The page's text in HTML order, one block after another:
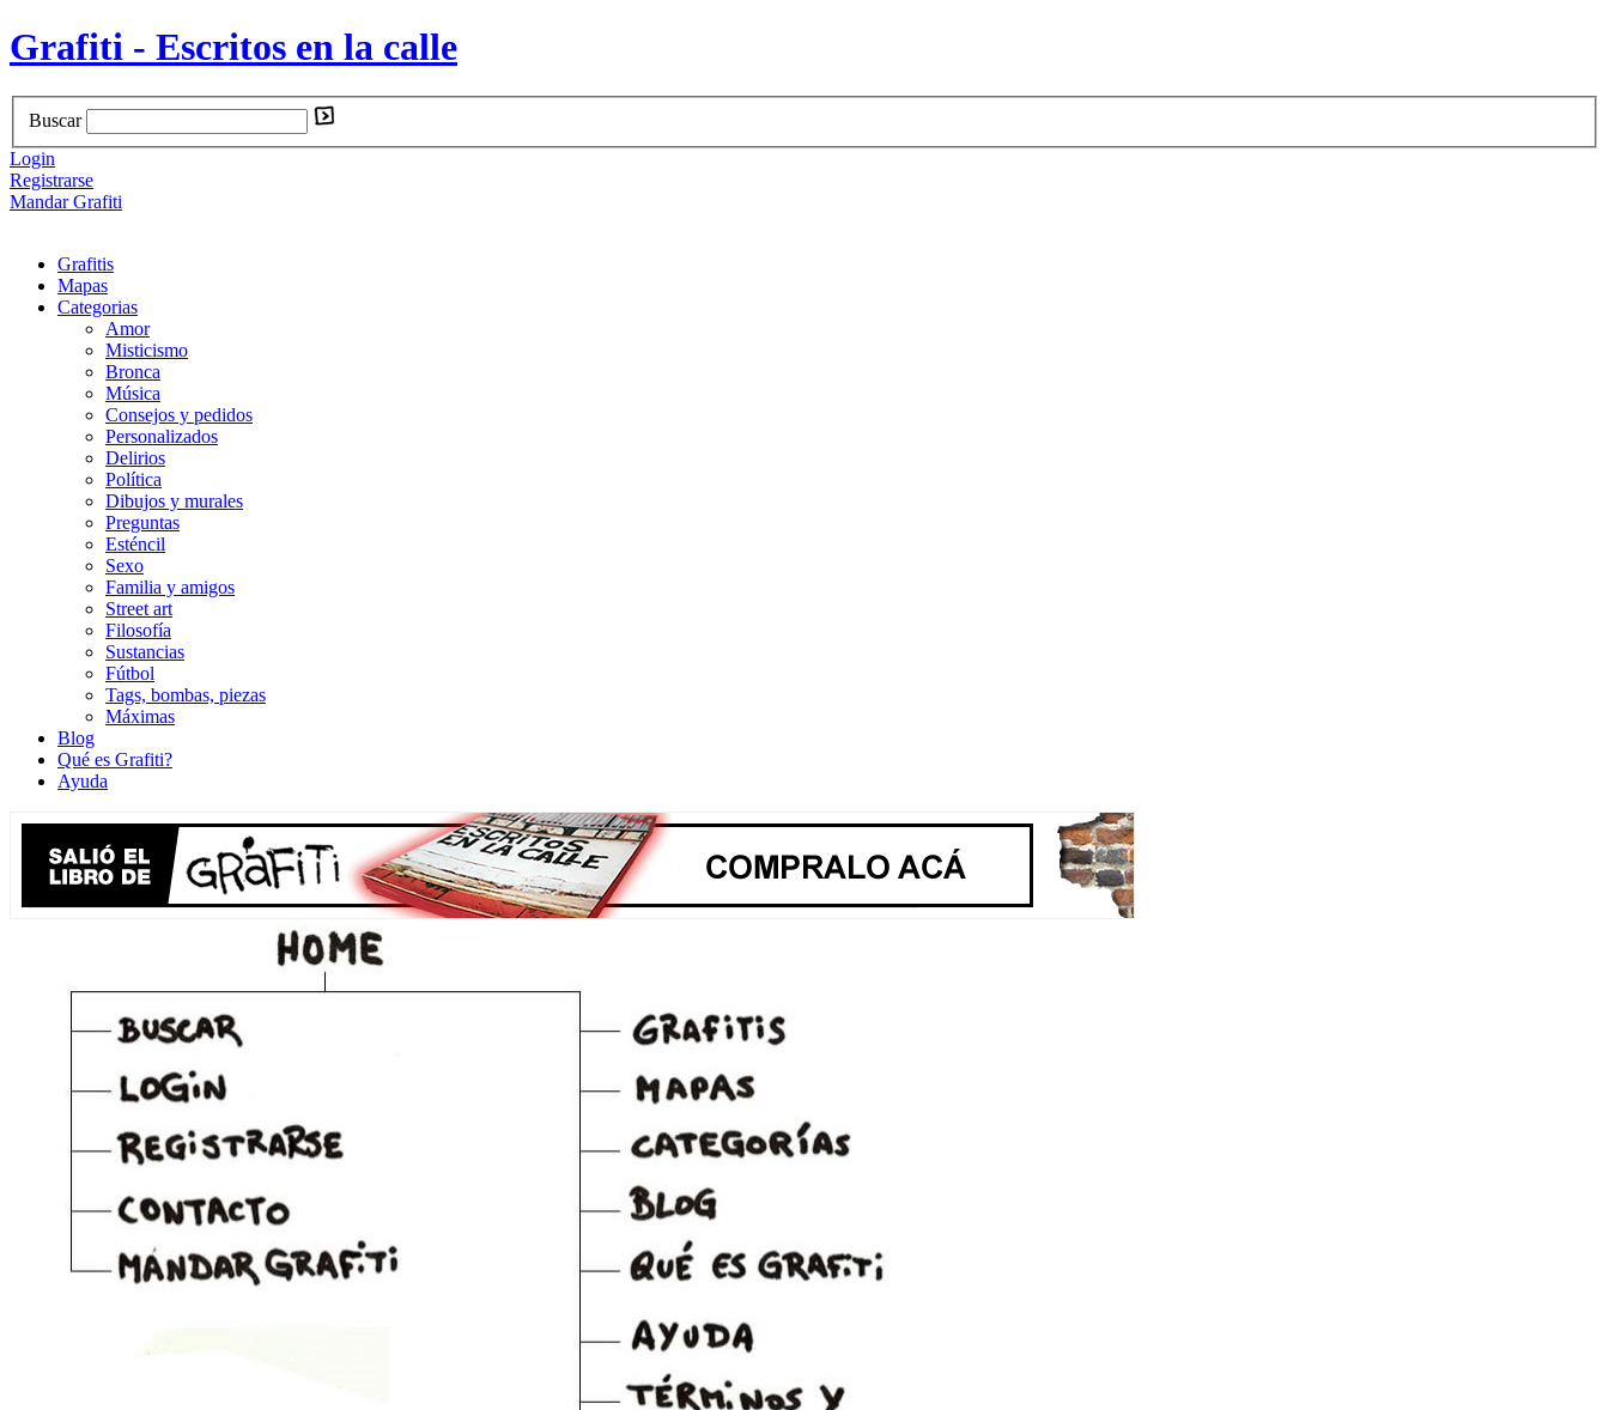
Grafiti - Escritos en la calle
Buscar
Login
Registrarse
Mandar Grafiti
Grafitis
Mapas
Categorias
Amor
Misticismo
Bronca
Música
Consejos y pedidos
Personalizados
Delirios
Política
Dibujos y murales
Preguntas
Esténcil
Sexo
Familia y amigos
Street art
Filosofía
Sustancias
Fútbol
Tags, bombas, piezas
Máximas
Blog
Qué es Grafiti?
Ayuda